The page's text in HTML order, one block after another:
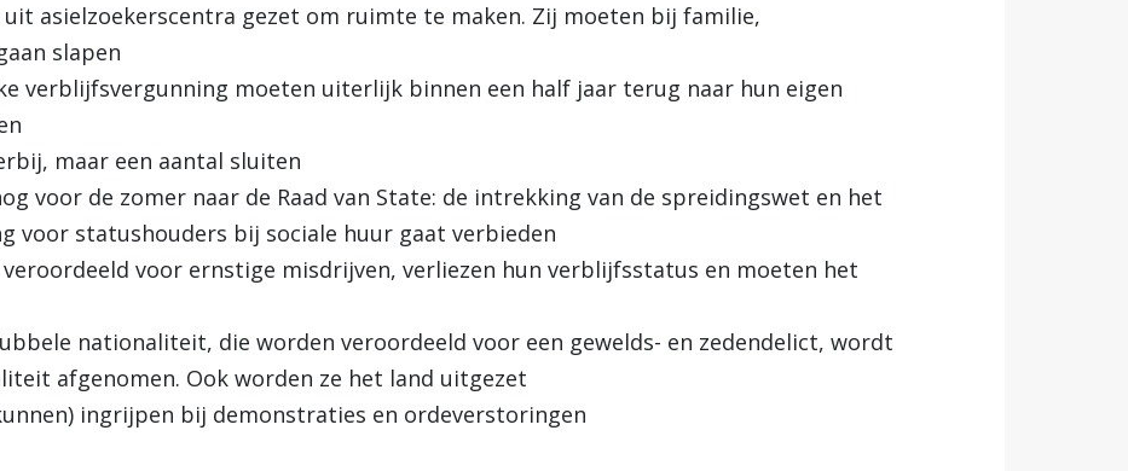
asielzoekerscentra gezet om ruimte te maken. Zij moeten bij familie,
slapen
verblijfsvergunning moeten uiterlijk binnen een half jaar terug naar hun eigen
maar een aantal sluiten
voor de zomer naar de Raad van State: de intrekking van de spreidingswet en het
voor statushouders bij sociale huur gaat verbieden
veroordeeld voor ernstige misdrijven, verliezen hun verblijfsstatus en moeten het
nationaliteit, die worden veroordeeld voor een gewelds- en zedendelict, wordt
afgenomen. Ook worden ze het land uitgezet
ingrijpen bij demonstraties en ordeverstoringen